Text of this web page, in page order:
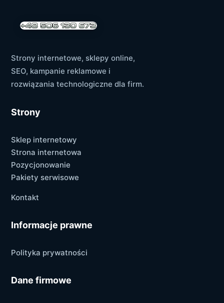
Strony internetowe, sklepy online,
SEO, kampanie reklamowe i
rozwiązania technologiczne dla firm.
Strony
Sklep internetowy
Strona internetowa
Pozycjonowanie
Pakiety serwisowe
Kontakt
Informacje prawne
Polityka prywatności
Dane firmowe